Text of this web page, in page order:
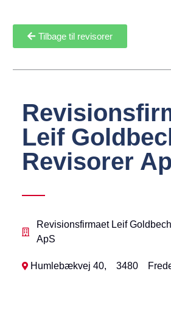
Tilbage til revisorer
Leif
Revisorer
Revisionsfirmaet Leif
ApS
Humlebækvej 40, 3480